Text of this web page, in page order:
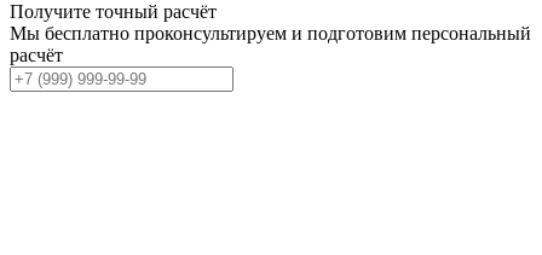
Получите точный расчёт
Мы бесплатно проконсультируем и подготовим персональный
расчёт